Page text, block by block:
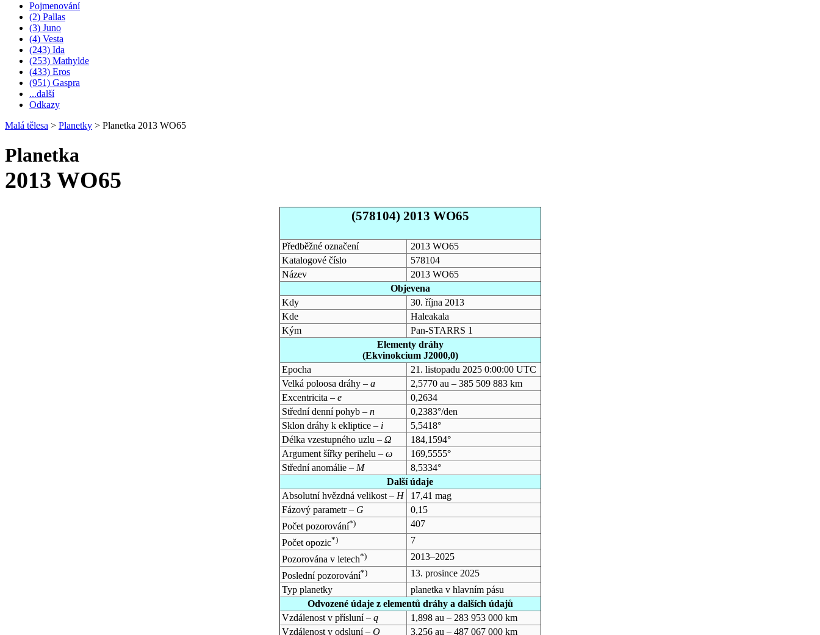
Pojmenování
(2) Pallas
(3) Juno
(4) Vesta
(243) Ida
(253) Mathylde
(433) Eros
(951) Gaspra
...další
Odkazy
Malá tělesa > Planetky > Planetka 2013 WO65
Planetka
2013 WO65
(578104) 2013 WO65
Předběžné označení
2013 WO65
Katalogové číslo
578104
Název
2013 WO65
Objevena
Kdy
30. října 2013
Kde
Haleakala
Kým
Pan-STARRS 1
Elementy dráhy
(Ekvinokcium J2000,0)
Epocha
21. listopadu 2025 0:00:00 UTC
Velká poloosa dráhy – a
2,5770 au – 385 509 883 km
Excentricita – e
0,2634
Střední denní pohyb – n
0,2383°/den
Sklon dráhy k ekliptice – i
5,5418°
Délka vzestupného uzlu – Ω
184,1594°
Argument šířky perihelu – ω
169,5555°
Střední anomálie – M
8,5334°
Další údaje
Absolutní hvězdná velikost – H
17,41 mag
Fázový parametr – G
0,15
Počet pozorování*)
407
Počet opozic*)
7
Pozorována v letech*)
2013–2025
Poslední pozorování*)
13. prosince 2025
Typ planetky
planetka v hlavním pásu
Odvozené údaje z elementů dráhy a dalších údajů
Vzdálenost v přísluní – q
1,898 au – 283 953 000 km
Vzdálenost v odsluní – Q
3,256 au – 487 067 000 km